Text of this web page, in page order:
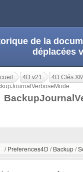
de la
déplacées
4D v21
4D Clés
/ Preferences4D / Backup /